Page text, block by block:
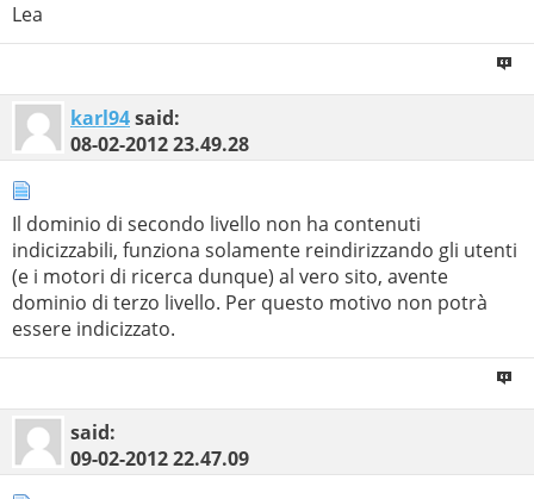
Lea
karl94said:
08-02-201223.49.28
Il dominio di secondo livello non ha contenuti
indicizzabili, funziona solamente reindirizzando gli utenti
(e i motori di ricerca dunque) al vero sito, avente
dominio di terzo livello. Per questo motivo non potrà
essere indicizzato.
said:
09-02-201222.47.09